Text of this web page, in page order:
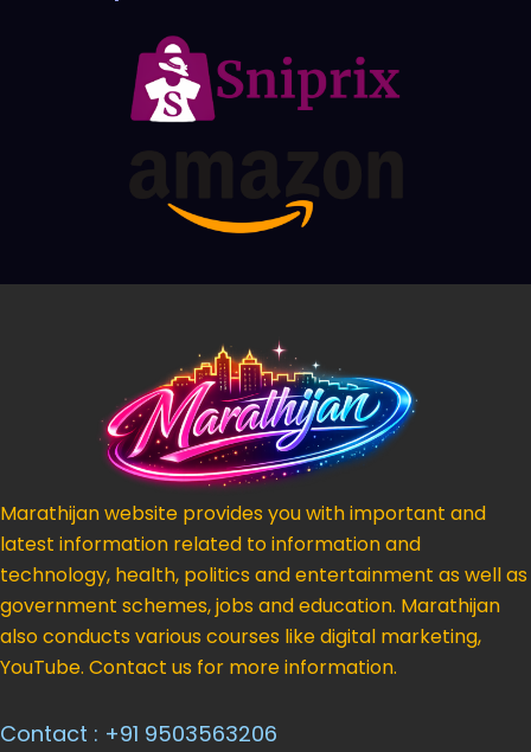
Marathijan website provides you with important and
latest information related to information and
technology, health, politics and entertainment as well as
government schemes, jobs and education. Marathijan
also conducts various courses like digital marketing,
YouTube. Contact us for more information.
Contact : +91 9503563206